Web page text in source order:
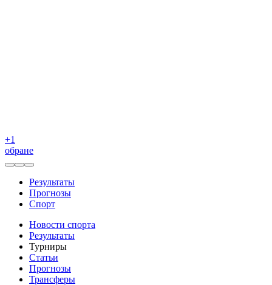
+1
обране
Результаты
Прогнозы
Спорт
Новости спорта
Результаты
Турниры
Статьи
Прогнозы
Трансферы